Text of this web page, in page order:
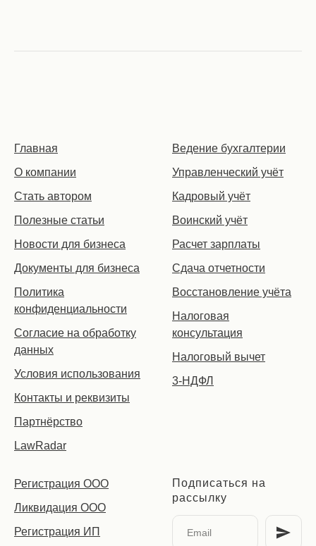
Главная
О компании
Стать автором
Полезные статьи
Новости для бизнеса
Документы для бизнеса
Политика
конфиденциальности
Согласие на обработку
данных
Условия использования
Контакты и реквизиты
Партнёрство
LawRadar
Ведение бухгалтерии
Управленческий учёт
Кадровый учёт
Воинский учёт
Расчет зарплаты
Сдача отчетности
Восстановление учёта
Налоговая
консультация
Налоговый вычет
3-НДФЛ
Регистрация ООО
Ликвидация ООО
Регистрация ИП
Подписаться на
рассылку